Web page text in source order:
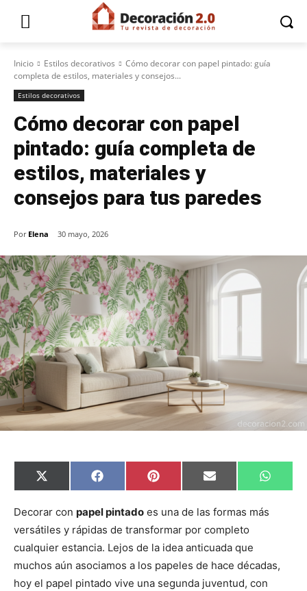
Inicio Estilos decorativos
Cómo decorar con papel pintado: guía
completa de estilos, materiales y consejos...
Estilos decorativos
Cómo decorar con papel
pintado: guía completa de
estilos, materiales y
consejos para tus paredes
Por Elena 30 mayo, 2026
C
o
p
r
t
i
r
e
n
X
(
w
t
t
e
r
)
C
o
p
a
r
i
r
e
n
F
a
e
b
o
o
k
C
o
p
r
i
r
e
n
P
i
t
r
e
s
t
C
o
p
r
i
r
e
n
E
m
i
C
o
r
e
W
h
Decorar con papel pintado es una de las formas más
versátiles y rápidas de transformar por completo
cualquier estancia. Lejos de la idea anticuada que
muchos aún asociamos a los papeles de hace décadas,
hoy el papel pintado vive una segunda juventud, con